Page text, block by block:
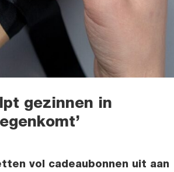
gezinnen in
vol cadeaubonnen uit aan